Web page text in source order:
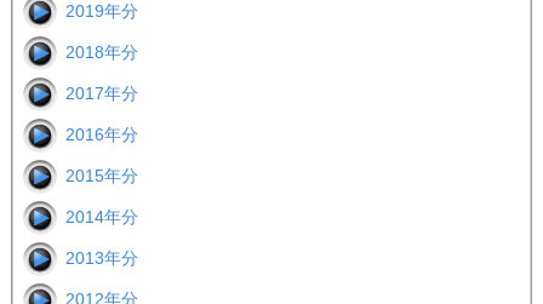
2019年分
2018年分
2017年分
2016年分
2015年分
2014年分
2013年分
2012年分